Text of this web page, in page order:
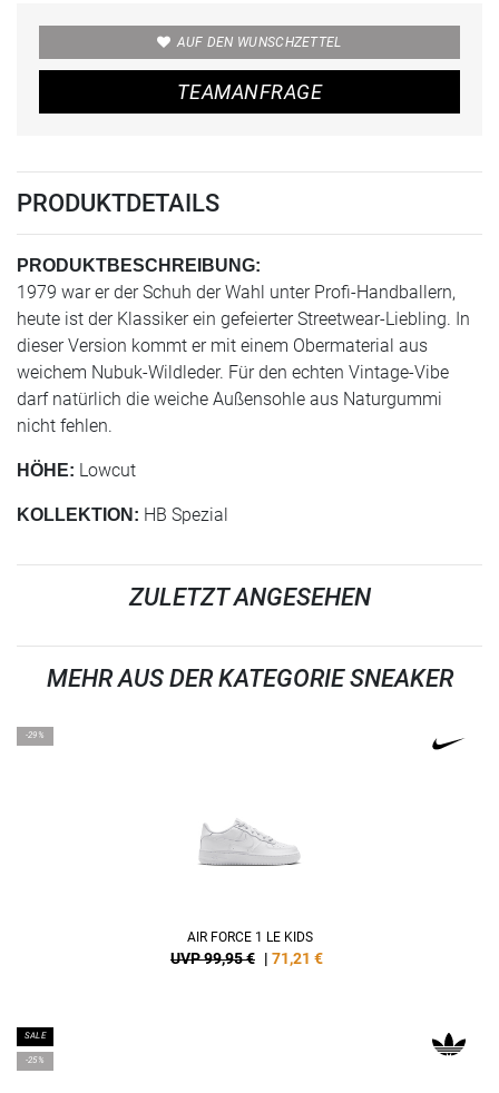
AUF DEN WUNSCHZETTEL
TEAMANFRAGE
PRODUKTDETAILS
PRODUKTBESCHREIBUNG:
1979 war er der Schuh der Wahl unter Profi-Handballern,
heute ist der Klassiker ein gefeierter Streetwear-Liebling. In
dieser Version kommt er mit einem Obermaterial aus
weichem Nubuk-Wildleder. Für den echten Vintage-Vibe
darf natürlich die weiche Außensohle aus Naturgummi
nicht fehlen.
HÖHE: Lowcut
KOLLEKTION: HB Spezial
ZULETZT ANGESEHEN
MEHR AUS DER KATEGORIE SNEAKER
-29%
AIR FORCE 1 LE KIDS
UVP 99,95 € | 71,21 €
SALE
-25%